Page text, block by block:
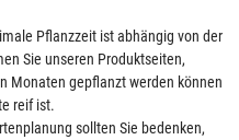
Pflanzzeit ist abhängig von der
Sie unseren Produktseiten,
Monaten gepflanzt werden können
reif ist.
sollten Sie bedenken,